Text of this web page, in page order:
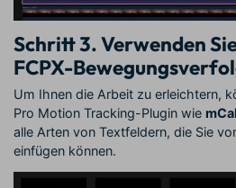
Schritt 3. Verwenden
FCPX-
Um Ihnen die Arbeit zu erleichtern,
Pro Motion Tracking-Plugin wie
alle Arten von Textfeldern, die Sie
einfügen können.